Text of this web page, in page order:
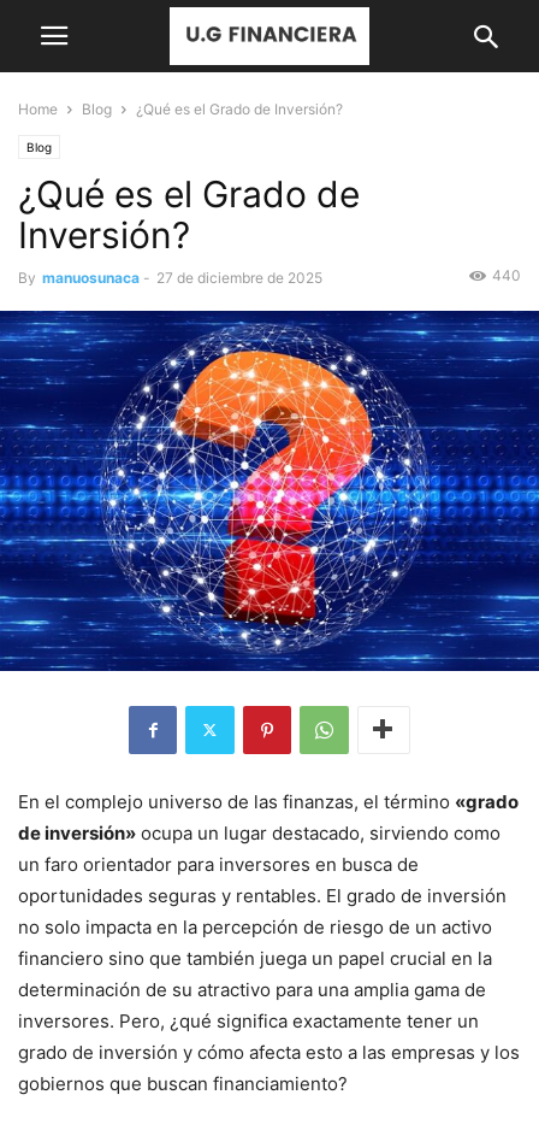
Home Blog ¿Qué es el Grado de Inversión?
Blog
¿Qué es el Grado de
Inversión?
By manuosunaca - 27 de diciembre de 2025 440
En el complejo universo de las finanzas, el término «grado
de inversión» ocupa un lugar destacado, sirviendo como
un faro orientador para inversores en busca de
oportunidades seguras y rentables. El grado de inversión
no solo impacta en la percepción de riesgo de un activo
financiero sino que también juega un papel crucial en la
determinación de su atractivo para una amplia gama de
inversores. Pero, ¿qué significa exactamente tener un
grado de inversión y cómo afecta esto a las empresas y los
gobiernos que buscan financiamiento?